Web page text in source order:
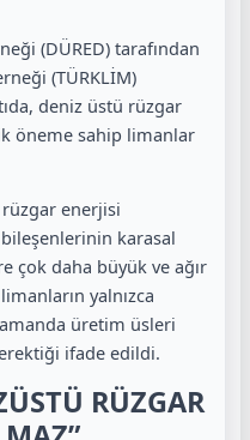
(DÜRED) tarafından
(TÜRKLİM)
deniz üstü rüzgar
öneme sahip limanlar
enerjisi
karasal
çok daha büyük ve ağır
yalnızca
üretim üsleri
ifade edildi.
RÜZGAR